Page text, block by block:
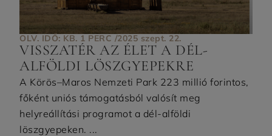
OLV. IDŐ: KB. 1 PERC /2025 szept. 22.
VISSZATÉR AZ ÉLET A DÉL-
ALFÖLDI LÖSZGYEPEKRE
A Körös–Maros Nemzeti Park 223 millió forintos,
főként uniós támogatásból valósít meg
helyreállítási programot a dél-alföldi
löszgyepeken. ...